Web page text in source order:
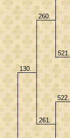
130.
260.
261.